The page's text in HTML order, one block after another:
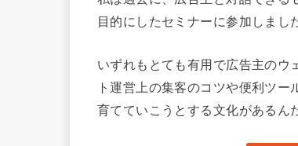
目的にしたセミナーに参加しまし
いずれもとても有用で広告主のウ
ト運営上の集客のコツや便利ツ
育てていこうとする文化があるん